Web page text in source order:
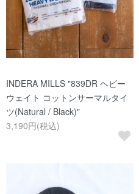
INDERA MILLS "839DR ヘビー
ウェイト コットンサーマルタイ
ツ(Natural / Black)"
3,190円(税込)